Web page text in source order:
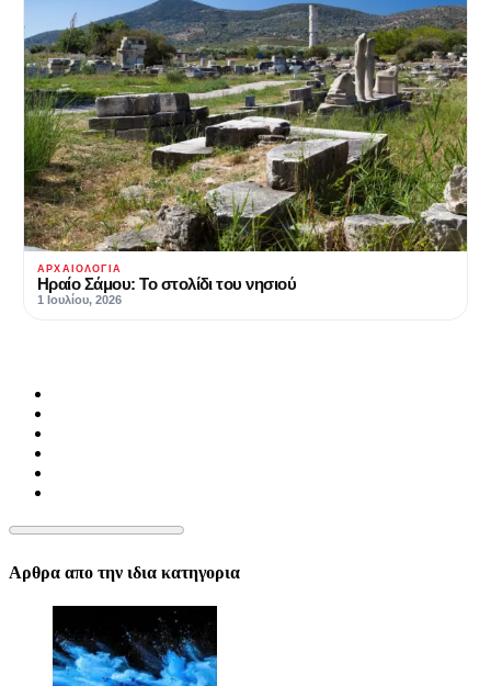
ΑΡΧΑΙΟΛΟΓΊΑ
Ηραίο Σάμου: Το στολίδι του νησιού
1 Ιουλίου, 2026
Αρθρα απο την ιδια κατηγορια